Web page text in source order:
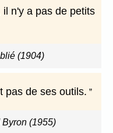
n'y a pas de petits
(1904)
pas de ses outils.
Byron (1955)